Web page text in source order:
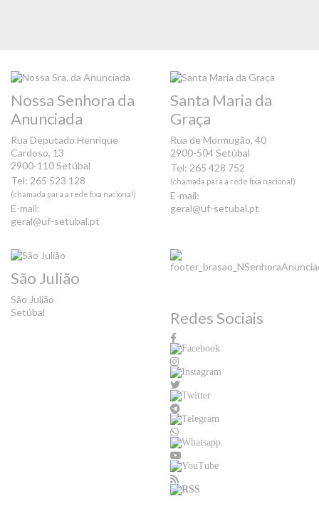
Nossa Senhora da
Anunciada
Rua Deputado Henrique
Cardoso, 13
2900-110 Setúbal
Tel: 265 523 128
(chamada para a rede fixa nacional)
E-mail:
geral@uf-setubal.pt
Santa Maria da
Graça
Rua de Mormugão, 40
2900-504 Setúbal
Tel: 265 428 752
(chamada para a rede fixa nacional)
E-mail:
geral@uf-setubal.pt
São Julião
São Julião
Setúbal
Redes Sociais